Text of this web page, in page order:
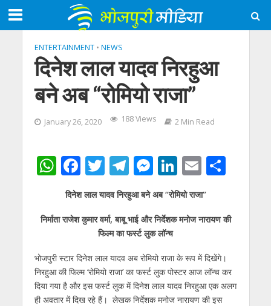
ENTERTAINMENT • NEWS
दिनेश लाल यादव निरहुआ
बने अब “रोमियो राजा”
January 26, 2020 188 Views 2 Min Read
W
h
at
s
p
p
F
ac
e
b
o
k
T
w
itt
er
T
el
e
gr
a
m
M
e
ss
e
n
g
er
Li
n
k
e
n
E
m
ai
l
S
e
दिनेश लाल यादव निरहुआ बने अब “रोमियो राजा”
निर्माता राजेश कुमार वर्मा, बाबू भाई और निर्देशक मनोज नारायण की
फिल्म का फर्स्ट लुक लॉन्च
भोजपुरी स्टार दिनेश लाल यादव अब रोमियो राजा के रूप में दिखेंगे।
निरहुआ की फिल्‍म ‘रोमियो राजा’ का फर्स्ट लुक पोस्टर आज लॉन्च कर
दिया गया है और इस फर्स्ट लुक में दिनेश लाल यादव निरहुआ एक अलग
ही अवतार में दिख रहे हैं। लेखक निर्देशक मनोज नारायण की इस